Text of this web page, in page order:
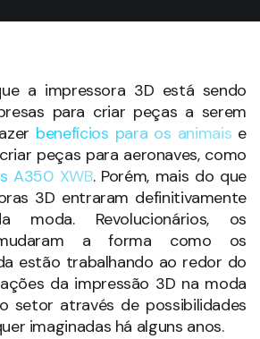
a impressora 3D está sendo
para criar peças a serem
benefícios para os animais e
peças para aeronaves, como
A350 XWB. Porém, mais do que
3D entraram definitivamente
moda. Revolucionários, os
a forma como os
estão trabalhando ao redor do
da impressão 3D na moda
setor através de possibilidades
imaginadas há alguns anos.